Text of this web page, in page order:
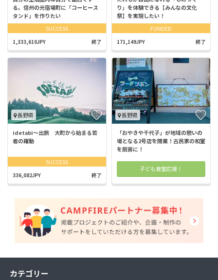
る。信州の元宿場町に「コーヒース
タンド」を作りたい
SUCCESS
1,333,610JPY 終了
り」を体験できる【みんなの文化
祭】を実現したい！
FUNDED
171,149JPY 終了
長野県
idetabi〜出旅 大町から始まる若
者の躍動
SUCCESS
336,082JPY 終了
長野県
「おやきや千代子」が地域の憩いの
場となる2号店を開業！古民家の和室
を厨房に！
子ども食堂応援！
カテゴリー